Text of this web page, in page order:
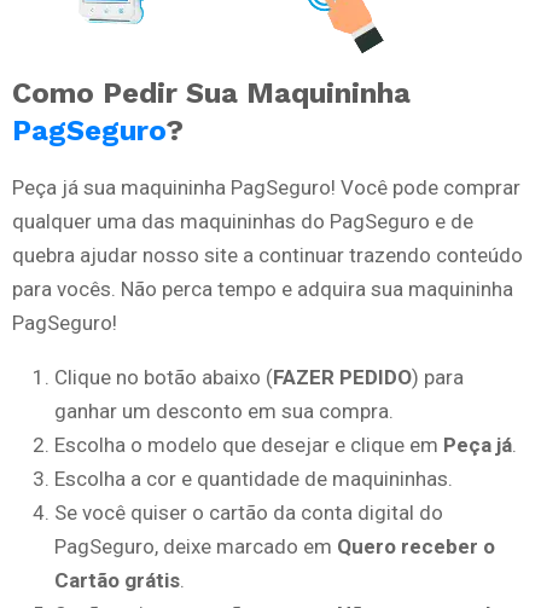
Como Pedir Sua Maquininha
PagSeguro?
Peça já sua maquininha PagSeguro! Você pode comprar
qualquer uma das maquininhas do PagSeguro e de
quebra ajudar nosso site a continuar trazendo conteúdo
para vocês. Não perca tempo e adquira sua maquininha
PagSeguro!
Clique no botão abaixo (FAZER PEDIDO) para
ganhar um desconto em sua compra.
Escolha o modelo que desejar e clique em Peça já.
Escolha a cor e quantidade de maquininhas.
Se você quiser o cartão da conta digital do
PagSeguro, deixe marcado em Quero receber o
Cartão grátis.